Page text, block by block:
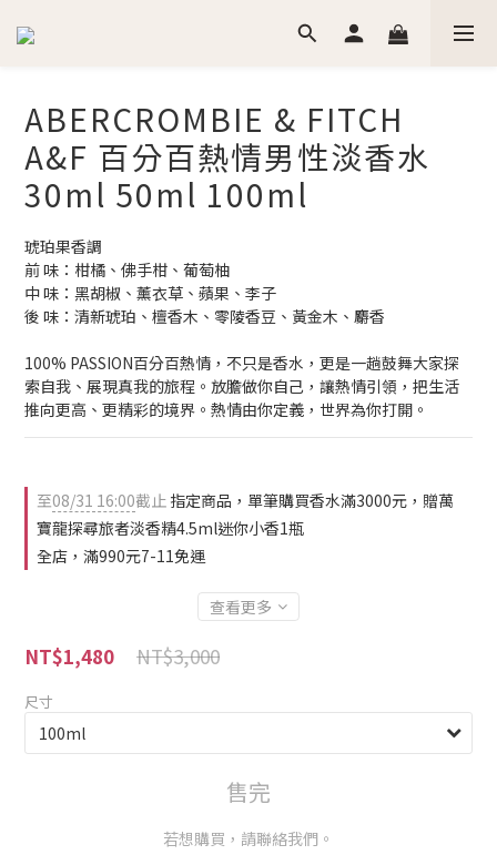
ABERCROMBIE & FITCH
A&F 百分百熱情男性淡香水
30ml 50ml 100ml
琥珀果香調
前 味：柑橘、佛手柑、葡萄柚
中 味：黑胡椒、薰衣草、蘋果、李子
後 味：清新琥珀、檀香木、零陵香豆、黃金木、麝香
100% PASSION百分百熱情，不只是香水，更是一趟鼓舞大家探
索自我、展現真我的旅程。放膽做你自己，讓熱情引領，把生活
推向更高、更精彩的境界。熱情由你定義，世界為你打開。
至08/31 16:00截止 指定商品，單筆購買香水滿3000元，贈萬
寶龍探尋旅者淡香精4.5ml迷你小香1瓶
全店，滿990元7-11免運
查看更多
NT$3,000
NT$1,480
尺寸
售完
若想購買，請聯絡我們。